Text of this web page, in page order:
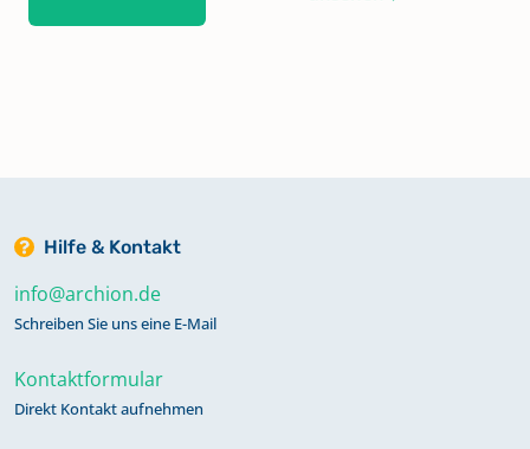
Hilfe & Kontakt
info@archion.de
Schreiben Sie uns eine E-Mail
Kontaktformular
Direkt Kontakt aufnehmen